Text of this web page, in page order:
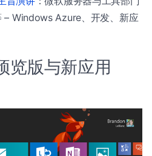
Windows Azure、开发、新应
览版与新应用